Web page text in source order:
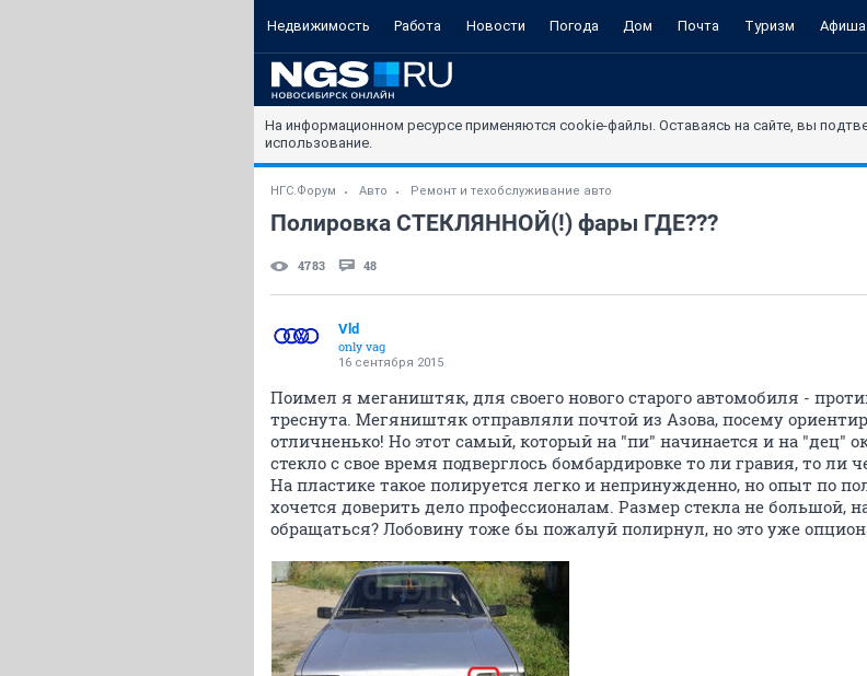
Недвижимость Работа Новости Погода Дом Почта Туризм Афиша
На информационном ресурсе применяются cookie-файлы. Оставаясь на сайте, вы
использование.
НГС.Форум Авто Ремонт и техобслуживание авто
Полировка СТЕКЛЯННОЙ(!) фары ГДЕ???
4783 48
Vld
only vag
16 сентября 2015
Поимел я мегаништяк, для своего нового старого автомобиля -
треснута. Мегяништяк отправляли почтой из Азова, посему
отличненько! Но этот самый, который на "пи" начинается и на "дец"
стекло с свое время подверглось бомбардировке то ли гравия, то ли
На пластике такое полируется легко и непринужденно, но опыт по
хочется доверить дело профессионалам. Размер стекла не большой,
обращаться? Лобовину тоже бы пожалуй полирнул, но это уже